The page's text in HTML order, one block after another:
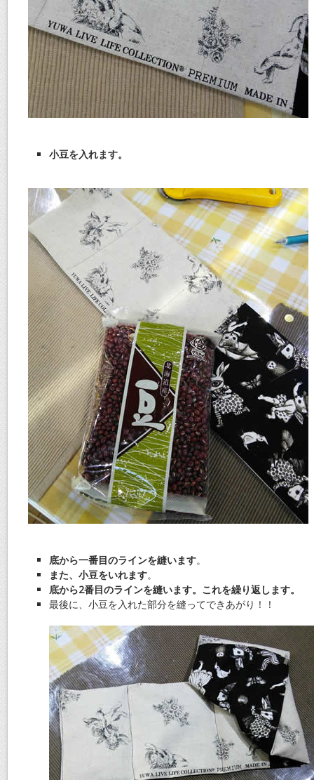
小豆を入れます。
底から一番目のラインを縫います。
また、小豆をいれます。
底から2番目のラインを縫います。これを繰り返します。
最後に、小豆を入れた部分を縫ってできあがり！！